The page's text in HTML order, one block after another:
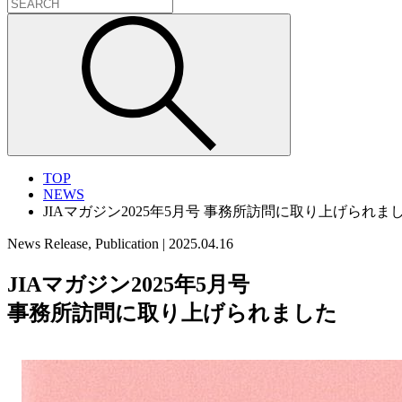
TOP
NEWS
JIAマガジン2025年5月号 事務所訪問に取り上げられま
News Release, Publication | 2025.04.16
JIAマガジン2025年5月号
事務所訪問に取り上げられました